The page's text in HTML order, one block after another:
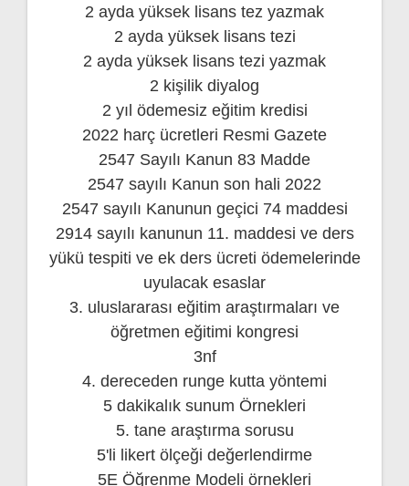
2 ayda yüksek lisans tez yazmak
2 ayda yüksek lisans tezi
2 ayda yüksek lisans tezi yazmak
2 kişilik diyalog
2 yıl ödemesiz eğitim kredisi
2022 harç ücretleri Resmi Gazete
2547 Sayılı Kanun 83 Madde
2547 sayılı Kanun son hali 2022
2547 sayılı Kanunun geçici 74 maddesi
2914 sayılı kanunun 11. maddesi ve ders
yükü tespiti ve ek ders ücreti ödemelerinde
uyulacak esaslar
3. uluslararası eğitim araştırmaları ve
öğretmen eğitimi kongresi
3nf
4. dereceden runge kutta yöntemi
5 dakikalık sunum Örnekleri
5. tane araştırma sorusu
5'li likert ölçeği değerlendirme
5E Öğrenme Modeli örnekleri